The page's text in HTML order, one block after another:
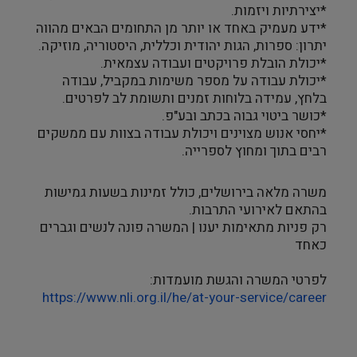
*יצירתיות ויזמות.
*ידע מעמיק באחד או יותר מן התחומים הבאים מהווה
יתרון: ספרות, הגות יהודית וכללית, היסטוריה, מוזיקה.
*יכולת הובלת פרויקטים ועבודה עצמאית.
*יכולת עבודה על מספר משימות במקביל, עבודה
בלחץ, עמידה בלוחות זמנים ותשומת לב לפרטים.
*כושר ביטוי גבוה בכתב ובע"פ.
*יחסי אנוש מצוינים ויכולת עבודה בצוות עם ממשקים
רבים בתוך ומחוץ לספרייה.
משרה מלאה בירושלים, כולל זמינות בשעות גמישות
בהתאם לאירועי התרבות.
רק פניות מתאימות יענו | המשרה פונה לנשים וגברים
כאחד
לפרטי המשרה והגשת מועמדות:
https://www.nli.org.il/he/at-your-service/career